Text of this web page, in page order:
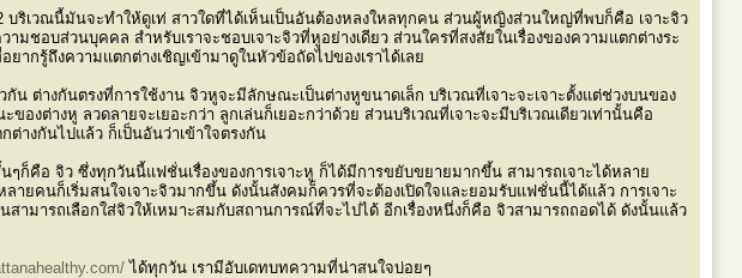
บริเวณนี้มันจะทำให้ดูเท่ สาวใดที่ได้เห็นเป็นอันต้องหลงใหลทุกคน ส่วนผู้หญิงส่วนใหญ่ที่พบก็คือ เจาะจิว
ชอบส่วนบุคคล สำหรับเราจะชอบเจาะจิวที่หูอย่างเดียว ส่วนใครที่สงสัยในเรื่องของความแตกต่างระ
ากรู้ถึงความแตกต่างเชิญเข้ามาดูในหัวข้อถัดไปของเราได้เลย
น ต่างกันตรงที่การใช้งาน จิวหูจะมีลักษณะเป็นต่างหูขนาดเล็ก บริเวณที่เจาะจะเจาะตั้งแต่ช่วงบนของ
งต่างหู ลวดลายจะเยอะกว่า ลูกเล่นก็เยอะกว่าด้วย ส่วนบริเวณที่เจาะจะมีบริเวณเดียวเท่านั้นคือ
างกันไปแล้ว ก็เป็นอันว่าเข้าใจตรงกัน
ๆก็คือ จิว ซึ่งทุกวันนี้แฟชั่นเรื่องของการเจาะหู ก็ได้มีการขยับขยายมากขึ้น สามารถเจาะได้หลาย
คนก็เริ่มสนใจเจาะจิวมากขึ้น ดังนั้นสังคมก็ควรที่จะต้องเปิดใจและยอมรับแฟชั่นนี้ได้แล้ว การเจาะ
มารถเลือกใส่จิวให้เหมาะสมกับสถานการณ์ที่จะไปได้ อีกเรื่องหนึ่งก็คือ จิวสามารถถอดได้ ดังนั้นแล้ว
ได้ทุกวัน เรามีอับเดทบทความที่น่าสนใจบ่อยๆ